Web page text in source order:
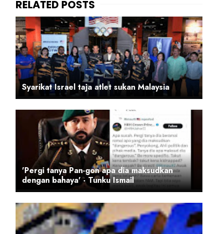
Syarikat Israel taja atlet sukan Malaysia
'Pergi tanya Pan-gon apa dia maksudkan
dengan bahaya' - Tunku Ismail